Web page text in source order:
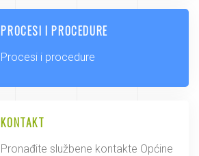
PROCESI I PROCEDURE
Procesi i procedure
KONTAKT
Pronađite službene kontakte Općine